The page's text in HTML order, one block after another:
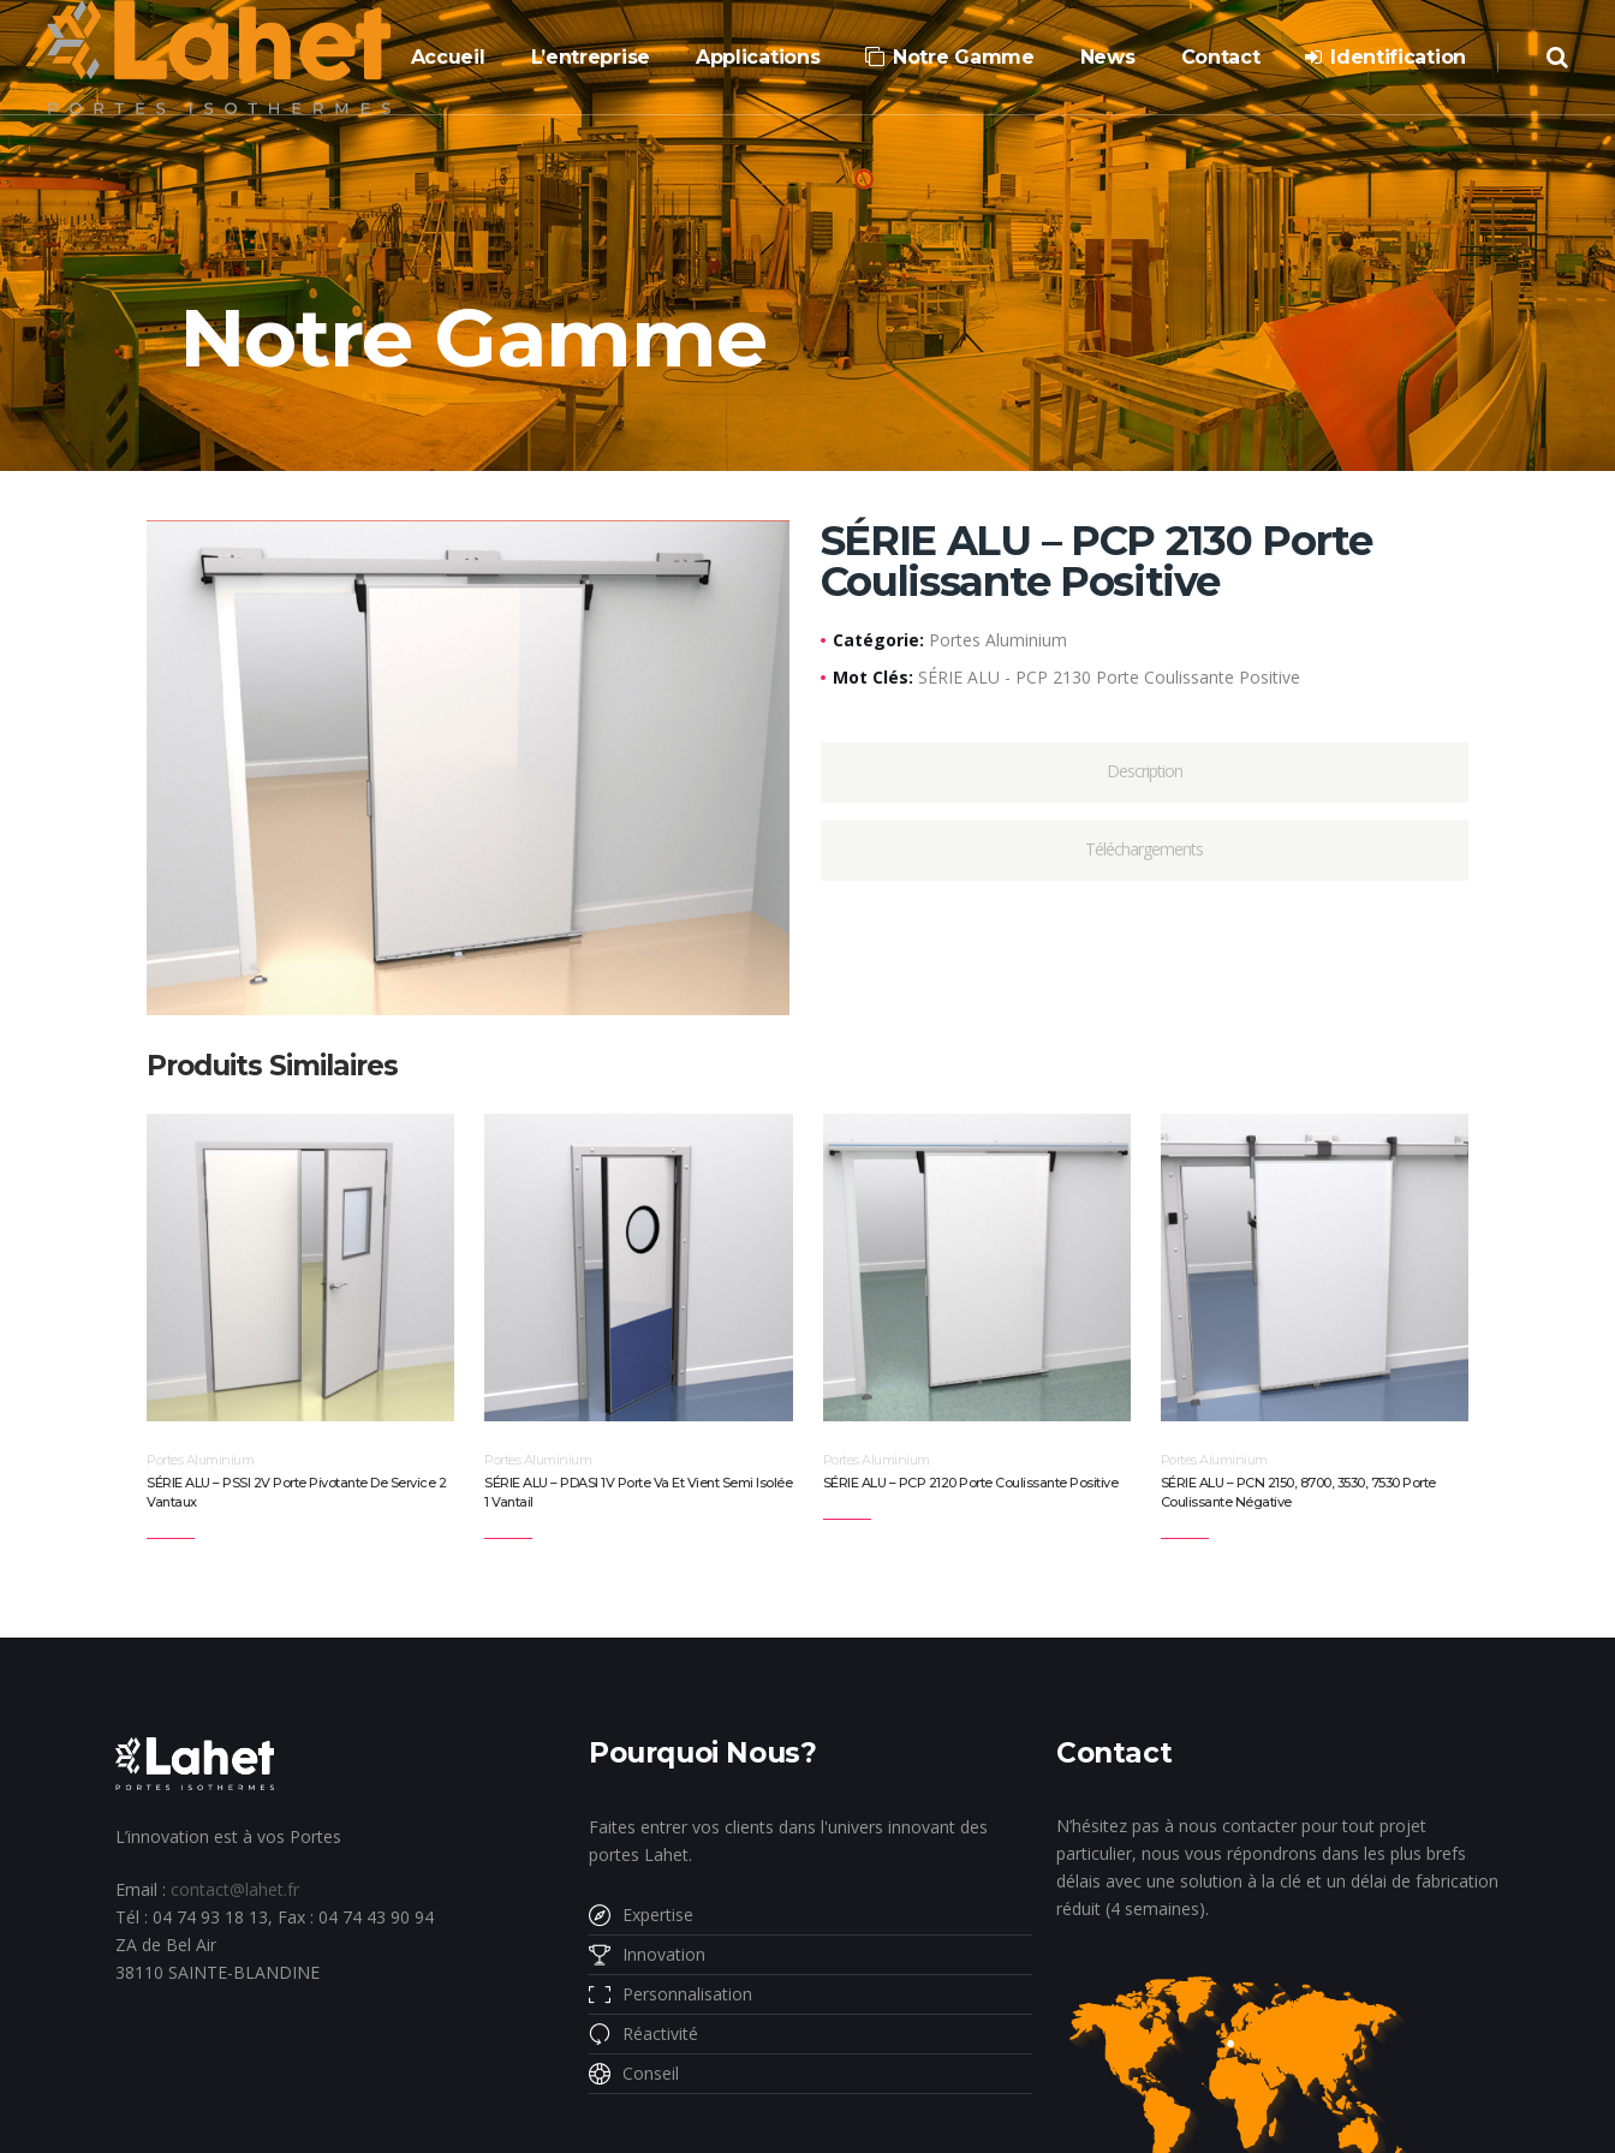
Accueil L’entreprise Applications Notre Gamme News Contact Identification
Notre Gamme
SÉRIE ALU – PCP 2130 Porte
Coulissante Positive
Catégorie: Portes Aluminium
Mot Clés: SÉRIE ALU - PCP 2130 Porte Coulissante Positive
Description
Téléchargements
Produits Similaires
Portes Aluminium
SÉRIE ALU – PSSI 2V Porte Pivotante De Service 2
Vantaux
Portes Aluminium
SÉRIE ALU – PDASI 1V Porte Va Et Vient Semi Isolée
1 Vantail
Portes Aluminium
SÉRIE ALU – PCP 2120 Porte Coulissante Positive
Portes Aluminium
SÉRIE ALU – PCN 2150, 8700, 3530, 7530 Porte
Coulissante Négative
L’innovation est à vos Portes
Email : contact@lahet.fr
Tél : 04 74 93 18 13, Fax : 04 74 43 90 94
ZA de Bel Air
38110 SAINTE-BLANDINE
Pourquoi Nous?
Faites entrer vos clients dans l'univers innovant des
portes Lahet.
Expertise
Innovation
Personnalisation
Réactivité
Conseil
Contact
N’hésitez pas à nous contacter pour tout projet
particulier, nous vous répondrons dans les plus brefs
délais avec une solution à la clé et un délai de fabrication
réduit (4 semaines).